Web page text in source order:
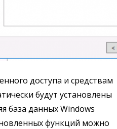
доступа и средствам
будут установлены
база данных Windows
функций можно